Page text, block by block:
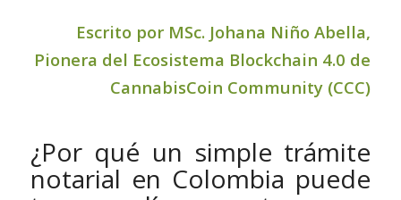
Escrito por MSc. Johana Niño Abella,
Pionera del Ecosistema Blockchain 4.0 de
CannabisCoin Community (CCC)
¿Por qué un simple trámite
notarial en Colombia puede